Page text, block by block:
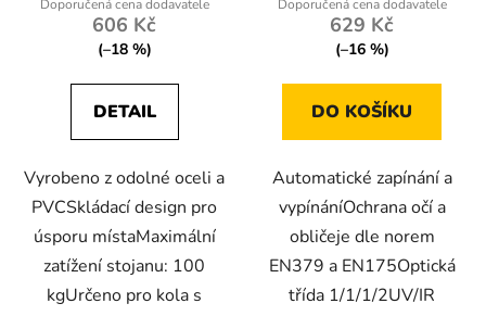
606 Kč
(–18 %)
DETAIL
Vyrobeno z odolné oceli a
PVCSkládací design pro
úsporu místaMaximální
zatížení stojanu: 100
kgUrčeno pro kola s
629 Kč
(–16 %)
DO KOŠÍKU
Automatické zapínání a
vypínáníOchrana očí a
obličeje dle norem
EN379 a EN175Optická
třída 1/1/1/2UV/IR